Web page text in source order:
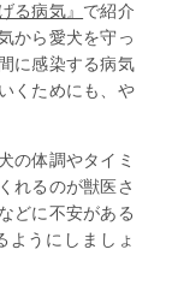
る病気』 で紹介
から愛犬を守っ
に感染する病気
くためにも、や
の体調やタイミ
れるのが獣医さ
どに不安がある
ようにしましょ